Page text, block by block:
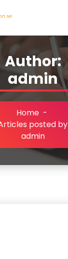
Author:
admin
Home -
posted by
admin